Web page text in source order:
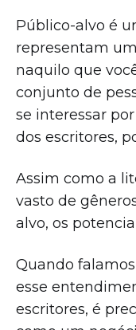
Público-alvo é
representam
naquilo que
conjunto de
se interessar
dos escritores,
Assim como a
vasto de
alvo, os
Quando
esse
escritores, é